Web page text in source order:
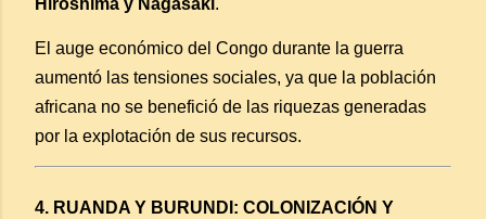
Hiroshima y Nagasaki .
El auge económico del Congo durante la guerra
aumentó las tensiones sociales, ya que la población
africana no se benefició de las riquezas generadas
por la explotación de sus recursos.
4. RUANDA Y BURUNDI: COLONIZACIÓN Y